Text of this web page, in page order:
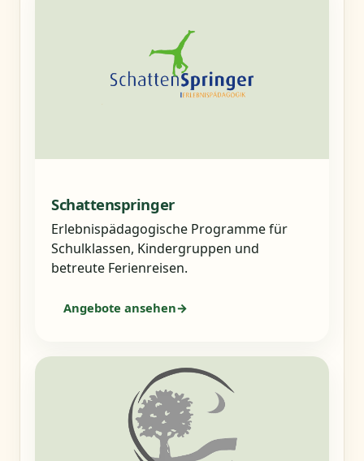
Schattenspringer
Erlebnispädagogische Programme für
Schulklassen, Kindergruppen und
betreute Ferienreisen.
Angebote ansehen→